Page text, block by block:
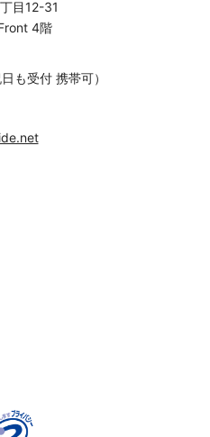
目12-31
4階
も受付 携帯可）